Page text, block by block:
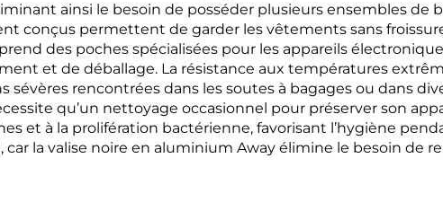
ainsi le besoin de posséder plusieurs ensembles de
conçus permettent de garder les vêtements sans
des poches spécialisées pour les appareils
et de déballage. La résistance aux températures
rencontrées dans les soutes à bagages ou dans
qu’un nettoyage occasionnel pour préserver son
et à la prolifération bactérienne, favorisant l’hygiène
la valise noire en aluminium Away élimine le besoin de